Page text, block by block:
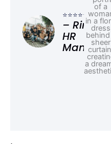
⭐⭐⭐⭐⭐
– Rina,
HR
Manager